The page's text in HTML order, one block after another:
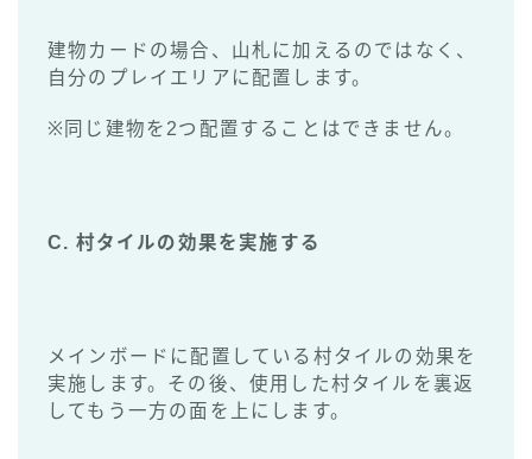
建物カードの場合、山札に加えるのではなく、
自分のプレイエリアに配置します。
※同じ建物を2つ配置することはできません。
C. 村タイルの効果を実施する
メインボードに配置している村タイルの効果を
実施します。その後、使用した村タイルを裏返
してもう一方の面を上にします。